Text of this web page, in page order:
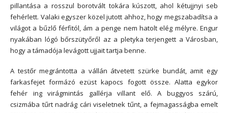
pillantása a rosszul borotvált tokára kúszott, ahol kétujjnyi seb
fehérlett. Valaki egyszer közel jutott ahhoz, hogy megszabadítsa a
világot a bűzlő férfitól, ám a penge nem hatolt elég mélyre. Engur
nyakában lógó bőrszütyőről az a pletyka terjengett a Városban,
hogy a támadója levágott ujjait tartja benne.
A testőr megrántotta a vállán átvetett szürke bundát, amit egy
farkasfejet formázó ezüst kapocs fogott össze. Alatta egykor
fehér ing virágmintás gallérja villant elő. A buggyos szárú,
csizmába tűrt nadrág cári viseletnek tűnt, a fejmagasságba emelt